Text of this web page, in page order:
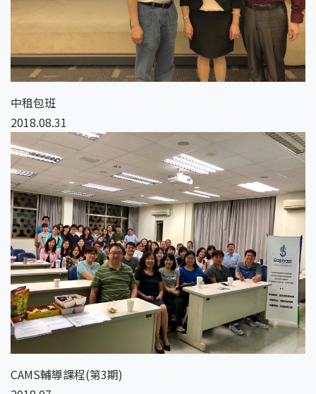
中租包班
2018.08.31
CAMS輔導課程(第3期)